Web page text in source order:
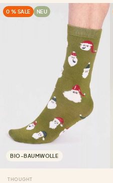
0 % SALE NEU
BIO-BAUMWOLLE
THOUGHT